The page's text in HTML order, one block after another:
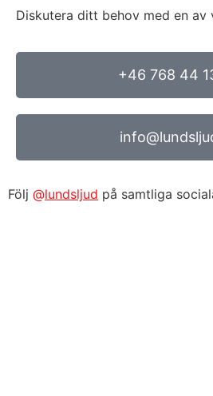
Diskutera ditt behov med en av
+46 768 44
Följ @lundsljud på samtliga